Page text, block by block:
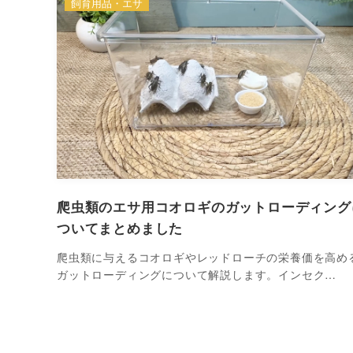
爬虫類のエサ用コオロギのガットローディン
ついてまとめました
爬虫類に与えるコオロギやレッドローチの栄養価を高め
ガットローディングについて解説します。インセク…